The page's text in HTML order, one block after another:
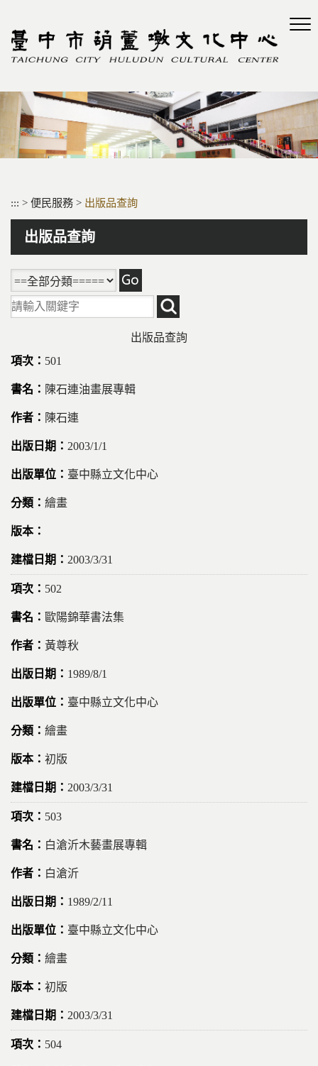
區
::: > 便民服務 > 出版品查詢
出版品查詢
出版品查詢
501
陳石連油畫展專輯
陳石連
2003/1/1
臺中縣立文化中心
繪畫
2003/3/31
502
歐陽錦華書法集
黃尊秋
1989/8/1
臺中縣立文化中心
繪畫
初版
2003/3/31
503
白滄沂木藝畫展專輯
白滄沂
1989/2/11
臺中縣立文化中心
繪畫
初版
2003/3/31
504